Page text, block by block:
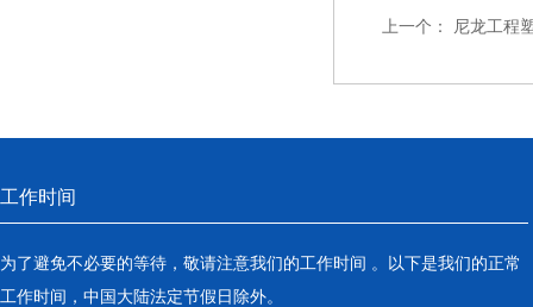
上一个： 尼龙工程
工作时间
为了避免不必要的等待，敬请注意我们的工作时间 。以下是我们的正常
工作时间，中国大陆法定节假日除外。